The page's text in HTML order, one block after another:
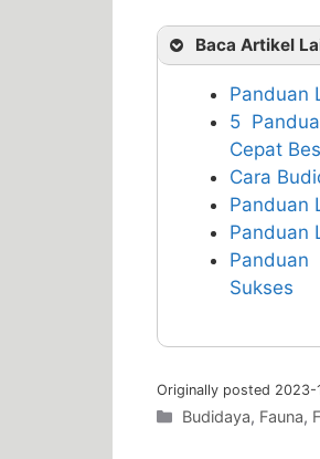
Baca Artikel
Panduan
5
Cepat
Cara
Panduan
Panduan
Sukses
Originally posted 2023-
Categories
Budidaya, Fauna,